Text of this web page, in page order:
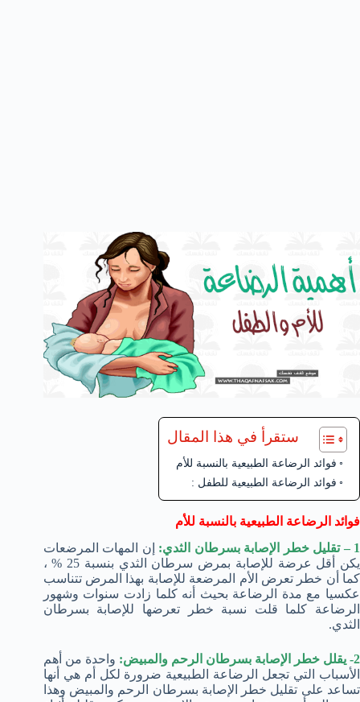
ستقرأ في هذا المقال
فوائد الرضاعة الطبيعية بالنسبة للأم
فوائد الرضاعة الطبيعية للطفل :
فوائد الرضاعة الطبيعية بالنسبة للأم
1 – تقليل خطر الإصابة بسرطان الثدي:
إن المهات المرضعات
يكن أقل عرضة للإصابة بمرض سرطان الثدي بنسبة 25 % ،
كما أن خطر تعرض الأم المرضعة للإصابة بهذا المرض تتناسب
عكسيا مع مدة الرضاعة بحيث أنه كلما زادت سنوات وشهور
الرضاعة كلما قلت نسبة خطر تعرضها للإصابة بسرطان
الثدي.
2- يقلل خطر الإصابة بسرطان الرحم والمبيض:
واحدة من أهم
الأسباب التي تجعل الرضاعة الطبيعية ضرورة لكل أم هي أنها
تساعد على تقليل خطر الإصابة بسرطان الرحم والمبيض وهذا